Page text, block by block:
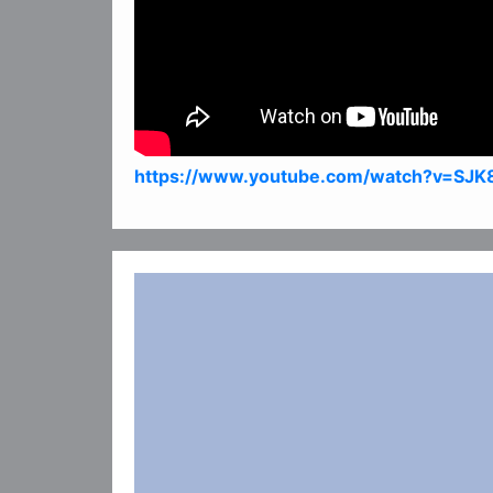
https://www.youtube.com/